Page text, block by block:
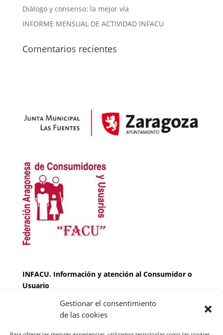
Gestionar el consentimiento
de las cookies
Diálogo y consenso: la mejor vía
INFORME MENSUAL DE ACTIVIDAD INFACU
Comentarios recientes
INFACU. Información y atención al Consumidor o
Usuario
MARTES Y JUEVES de17:00 a 20 horas